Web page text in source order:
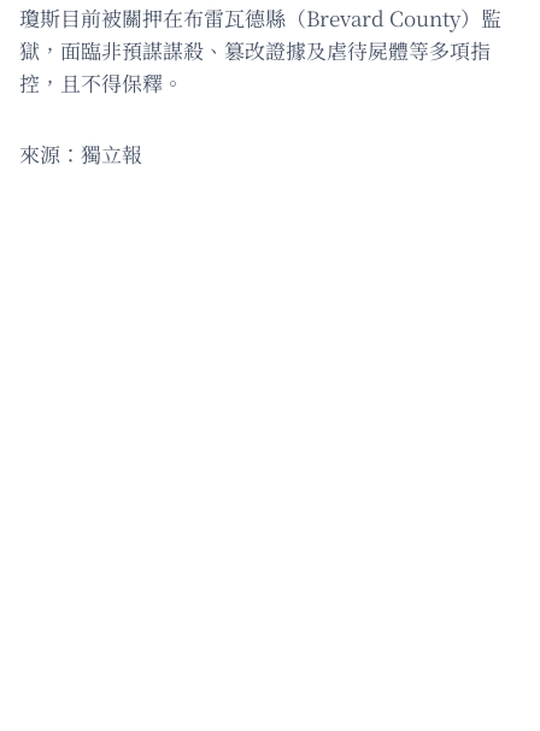
瓊斯目前被關押在布雷瓦德縣（Brevard County）監
獄，面臨非預謀謀殺、篡改證據及虐待屍體等多項指
控，且不得保釋。
來源：獨立報